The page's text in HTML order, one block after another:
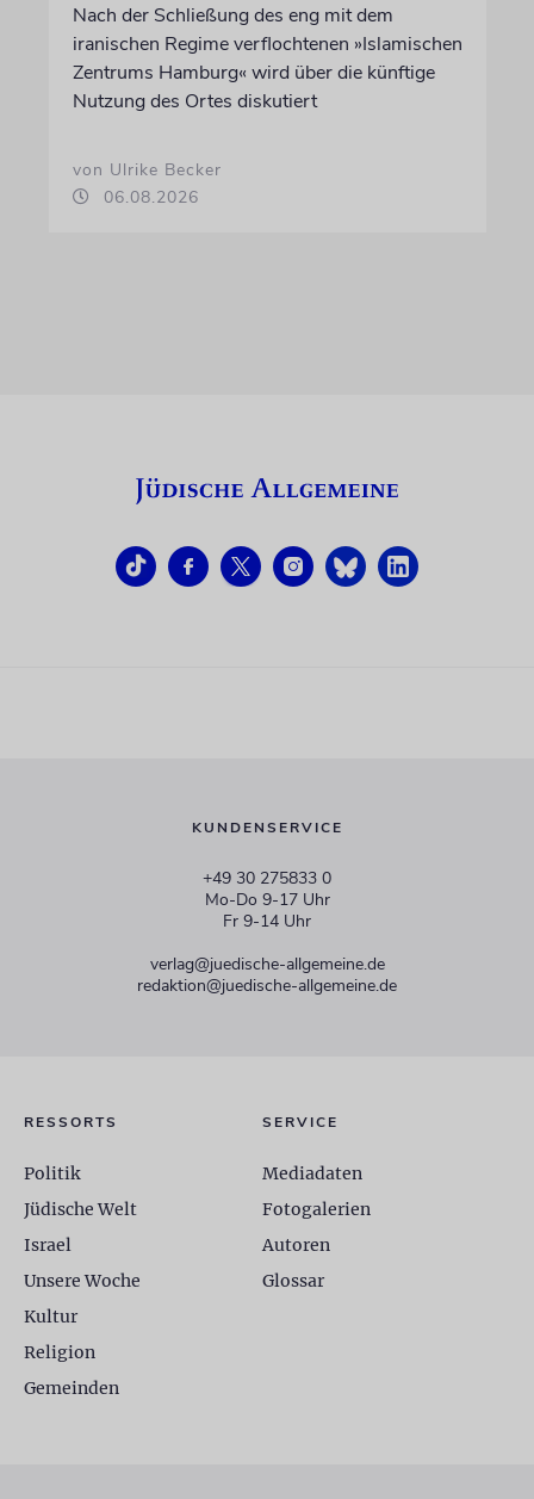
Nach der Schließung des eng mit dem
iranischen Regime verflochtenen »Islamischen
Zentrums Hamburg« wird über die künftige
Nutzung des Ortes diskutiert
von Ulrike Becker
06.08.2026
KUNDENSERVICE
+49 30 275833 0
Mo-Do 9-17 Uhr
Fr 9-14 Uhr
verlag@juedische-allgemeine.de
redaktion@juedische-allgemeine.de
RESSORTS
Politik
Jüdische Welt
Israel
Unsere Woche
Kultur
Religion
Gemeinden
SERVICE
Mediadaten
Fotogalerien
Autoren
Glossar